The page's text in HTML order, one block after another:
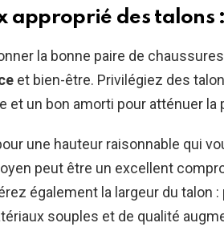
approprié des talons
la bonne paire de
et bien-être. Privilégiez des
et un bon amorti pour atténuer
une hauteur raisonnable qui
peut être un excellent
également la largeur du talon
souples et de qualité